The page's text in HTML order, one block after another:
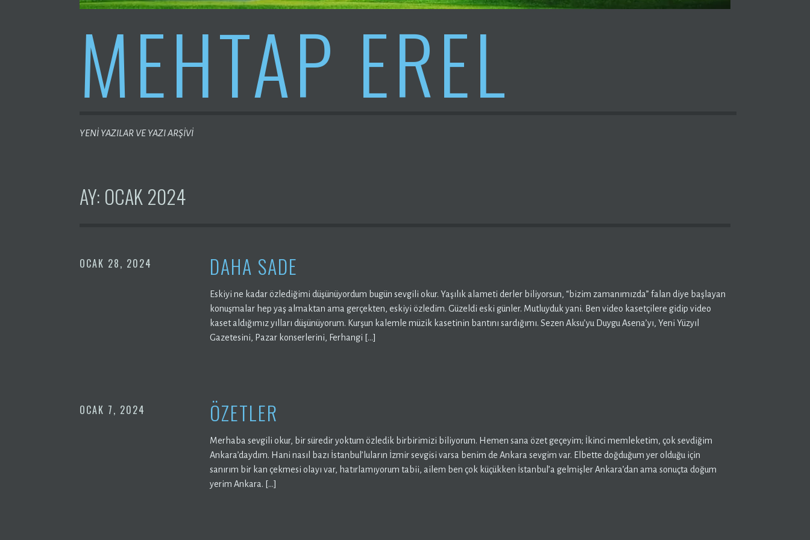
MEHTAP EREL
YENİ YAZILAR VE YAZI ARŞİVİ
AY: OCAK 2024
OCAK 28, 2024 DAHA SADE
Eskiyi ne kadar özlediğimi düşünüyordum bugün sevgili okur. Yaşılık alameti derler biliyorsun, “bizim zamanımızda” falan diye başlayan
konuşmalar hep yaş almaktan ama gerçekten, eskiyi özledim. Güzeldi eski günler. Mutluyduk yani. Ben video kasetçilere gidip video
kaset aldığımız yılları düşünüyorum. Kurşun kalemle müzik kasetinin bantını sardığımı. Sezen Aksu’yu Duygu Asena’yı, Yeni Yüzyıl
Gazetesini, Pazar konserlerini, Ferhangi […]
OCAK 7, 2024 ÖZETLER
Merhaba sevgili okur, bir süredir yoktum özledik birbirimizi biliyorum. Hemen sana özet geçeyim; İkinci memleketim, çok sevdiğim
Ankara’daydım. Hani nasıl bazı İstanbul’luların İzmir sevgisi varsa benim de Ankara sevgim var. Elbette doğduğum yer olduğu için
sanırım bir kan çekmesi olayı var, hatırlamıyorum tabii, ailem ben çok küçükken İstanbul’a gelmişler Ankara’dan ama sonuçta doğum
yerim Ankara. […]